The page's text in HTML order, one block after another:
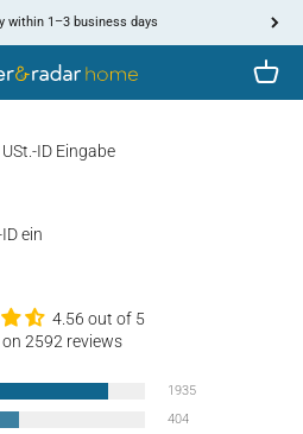
within 1–3 business days
Cart
ID Eingabe
ein
4.56 out of 5
on 2592 reviews
1935
404